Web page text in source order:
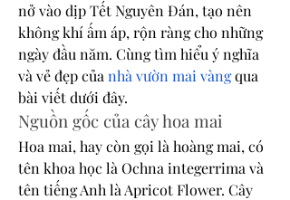
nở vào dịp Tết Nguyên Đán, tạo nên
không khí ấm áp, rộn ràng cho những
ngày đầu năm. Cùng tìm hiểu ý nghĩa
và vẻ đẹp của nhà vườn mai vàng qua
bài viết dưới đây.
Nguồn gốc của cây hoa mai
Hoa mai, hay còn gọi là hoàng mai, có
tên khoa học là Ochna integerrima và
tên tiếng Anh là Apricot Flower. Cây